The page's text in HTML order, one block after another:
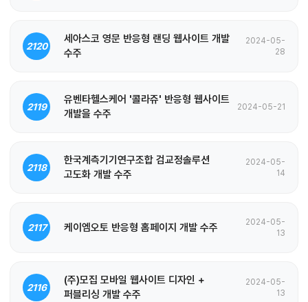
2120
세아스코 영문 반응형 랜딩 웹사이트 개발
수주
2024-05-
28
2119
유벤타헬스케어 '콜라쥬' 반응형 웹사이트
개발을 수주
2024-05-21
2118
한국계측기기연구조합 검교정솔루션
고도화 개발 수주
2024-05-
14
2117 케이엠오토 반응형 홈페이지 개발 수주
2024-05-
13
2116
(주)모집 모바일 웹사이트 디자인 +
퍼블리싱 개발 수주
2024-05-
13